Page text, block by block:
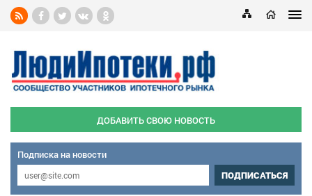
ДОБАВИТЬ СВОЮ НОВОСТЬ
Подписка на новости
ПОДПИСАТЬСЯ